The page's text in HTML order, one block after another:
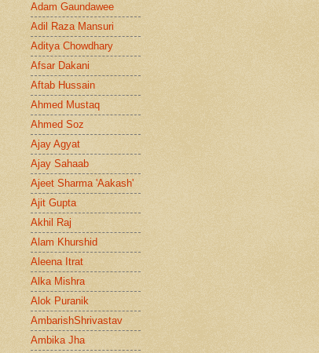
Adam Gaundawee
Adil Raza Mansuri
Aditya Chowdhary
Afsar Dakani
Aftab Hussain
Ahmed Mustaq
Ahmed Soz
Ajay Agyat
Ajay Sahaab
Ajeet Sharma 'Aakash'
Ajit Gupta
Akhil Raj
Alam Khurshid
Aleena Itrat
Alka Mishra
Alok Puranik
AmbarishShrivastav
Ambika Jha